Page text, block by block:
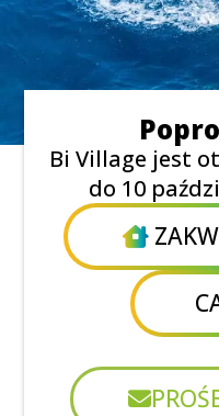
Bi Village jest
do 10